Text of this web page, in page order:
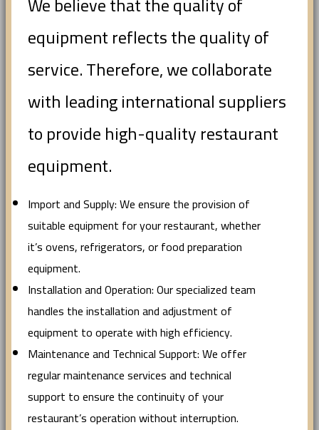
equipment reflects the quality of
service. Therefore, we collaborate
with leading international suppliers
to provide high-quality restaurant
equipment.
Import and Supply: We ensure the provision of
suitable equipment for your restaurant, whether
it’s ovens, refrigerators, or food preparation
equipment.
Installation and Operation: Our specialized team
handles the installation and adjustment of
equipment to operate with high efficiency.
Maintenance and Technical Support: We offer
regular maintenance services and technical
support to ensure the continuity of your
restaurant’s operation without interruption.